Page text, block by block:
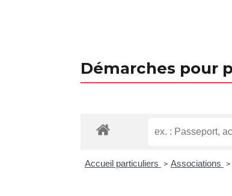
Démarches pour
Accueil particuliers > Associations >